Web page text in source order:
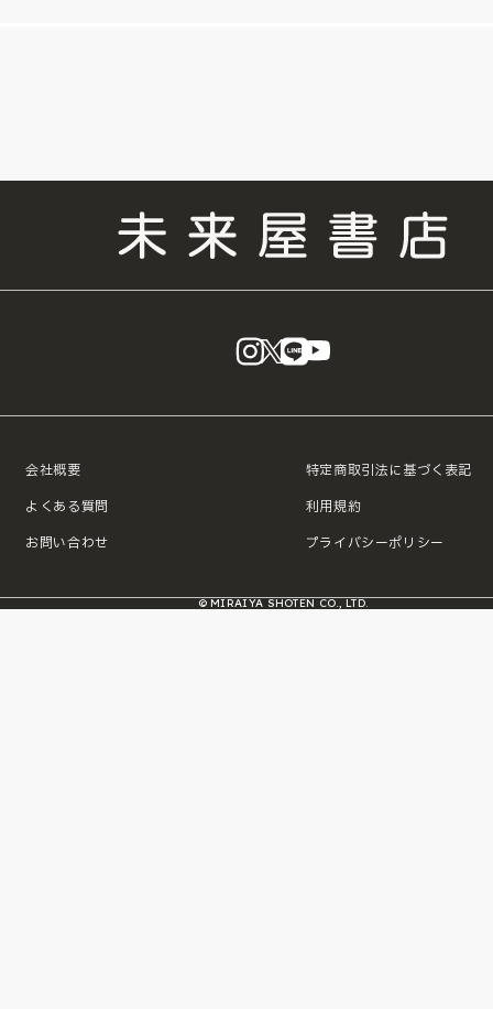
instagram
X LINE
会社概要
よくある質問
お問い合わせ
特定商取引法に基づく表記
利用規約
プライバシーポリシー
© MIRAIYA SHOTEN CO., LTD.